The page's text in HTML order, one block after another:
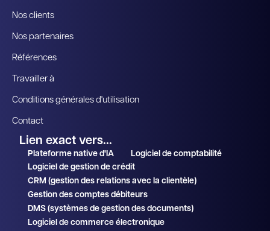
Nos clients
Nos partenaires
Références
Travailler à
Conditions générales d'utilisation
Contact
Lien exact vers...
Plateforme native d'IA
Logiciel de comptabilité
Logiciel de gestion de crédit
CRM (gestion des relations avec la clientèle)
Gestion des comptes débiteurs
DMS (systèmes de gestion des documents)
Logiciel de commerce électronique